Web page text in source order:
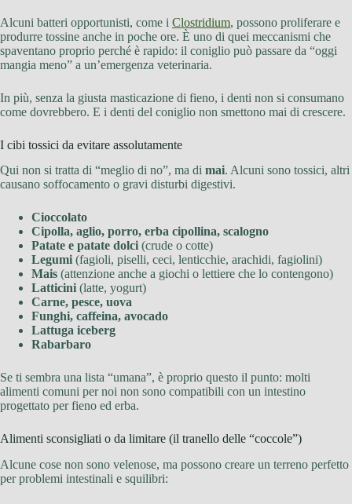
Alcuni batteri opportunisti, come i Clostridium, possono proliferare e
produrre tossine anche in poche ore. È uno di quei meccanismi che
spaventano proprio perché è rapido: il coniglio può passare da “oggi
mangia meno” a un’emergenza veterinaria.
In più, senza la giusta masticazione di fieno, i denti non si consumano
come dovrebbero. E i denti del coniglio non smettono mai di crescere.
I cibi tossici da evitare assolutamente
Qui non si tratta di “meglio di no”, ma di mai. Alcuni sono tossici, altri
causano soffocamento o gravi disturbi digestivi.
Cioccolato
Cipolla, aglio, porro, erba cipollina, scalogno
Patate e patate dolci (crude o cotte)
Legumi (fagioli, piselli, ceci, lenticchie, arachidi, fagiolini)
Mais (attenzione anche a giochi o lettiere che lo contengono)
Latticini (latte, yogurt)
Carne, pesce, uova
Funghi, caffeina, avocado
Lattuga iceberg
Rabarbaro
Se ti sembra una lista “umana”, è proprio questo il punto: molti
alimenti comuni per noi non sono compatibili con un intestino
progettato per fieno ed erba.
Alimenti sconsigliati o da limitare (il tranello delle “coccole”)
Alcune cose non sono velenose, ma possono creare un terreno perfetto
per problemi intestinali e squilibri: